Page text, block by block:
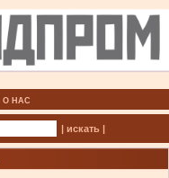
О НАС
| искать |